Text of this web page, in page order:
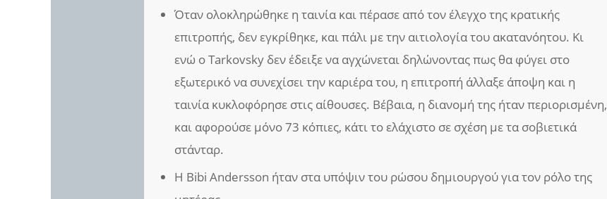
Όταν ολοκληρώθηκε η ταινία και πέρασε από τον έλεγχο της κρατικής
επιτροπής, δεν εγκρίθηκε, και πάλι με την αιτιολογία του ακατανόητου. Κι
ενώ ο Tarkovsky δεν έδειξε να αγχώνεται δηλώνοντας πως θα φύγει στο
εξωτερικό να συνεχίσει την καριέρα του, η επιτροπή άλλαξε άποψη και η
ταινία κυκλοφόρησε στις αίθουσες. Βέβαια, η διανομή της ήταν περιορισμένη,
και αφορούσε μόνο 73 κόπιες, κάτι το ελάχιστο σε σχέση με τα σοβιετικά
στάνταρ.
Η Bibi Andersson ήταν στα υπόψιν του ρώσου δημιουργού για τον ρόλο της